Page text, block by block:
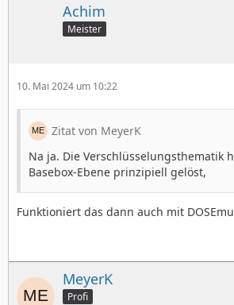
Achim
Meister
10. Mai 2024 um 10:22
Zitat von MeyerK
Na ja. Die Verschlüsselungsthematik
Basebox-Ebene prinzipiell gelöst,
Funktioniert das dann auch mit
MeyerK
Profi